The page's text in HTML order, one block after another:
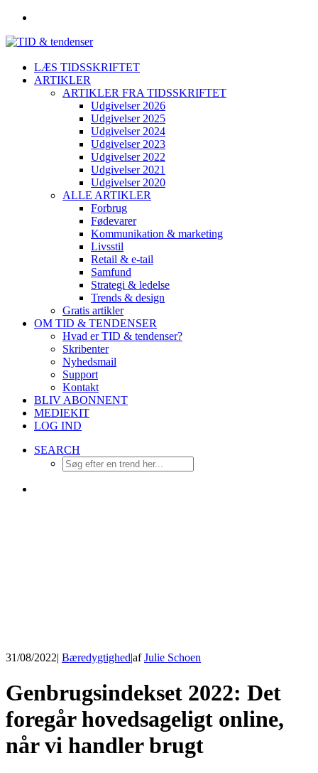
LÆS TIDSSKRIFTET
ARTIKLER
ARTIKLER FRA TIDSSKRIFTET
Udgivelser 2026
Udgivelser 2025
Udgivelser 2024
Udgivelser 2023
Udgivelser 2022
Udgivelser 2021
Udgivelser 2020
ALLE ARTIKLER
Forbrug
Fødevarer
Kommunikation & marketing
Livsstil
Retail & e-tail
Samfund
Strategi & ledelse
Trends & design
Gratis artikler
OM TID & TENDENSER
Hvad er TID & tendenser?
Skribenter
Nyhedsmail
Support
Kontakt
BLIV ABONNENT
MEDIEKIT
LOG IND
SEARCH
31/08/2022| Bæredygtighed|afJulie Schoen
Genbrugsindekset 2022: Det
foregår hovedsageligt online,
når vi handler brugt